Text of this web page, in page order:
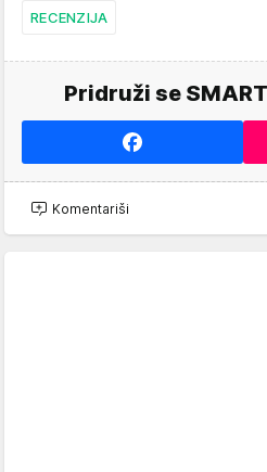
RECENZIJA
Pridruži se
Komentariši